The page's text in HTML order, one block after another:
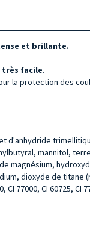
et brillante.
facile.
la protection des
mannitol,
magnésium,
dioxyde de titane
CI 77000, CI 60725, CI